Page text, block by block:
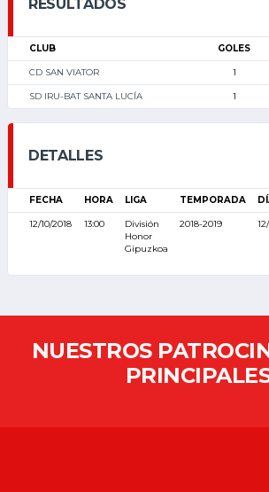
RESULTADOS
CLUB GOLES
CD SAN VIATOR 1
SD IRU-BAT SANTA LUCÍA 1
DETALLES
FECHA HORA LIGA TEMPORADA
12/10/2018 13:00
División
Honor
Gipuzkoa
2018-2019
NUESTROS